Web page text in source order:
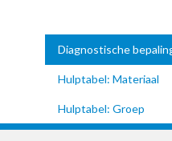
Diagnostische
Hulptabel: Materiaal
Hulptabel: Groep